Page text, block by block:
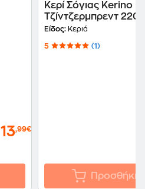
13,99€
Κερί Σόγιας Kerino
Τζίντζερμπρεντ
Είδος: Κεριά
5 (1)
Προσθήκη